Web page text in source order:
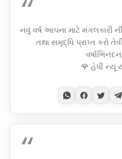
નવું વર્ષ આપના માટે મંગલકારી
તથા સમૃદ્ધિ પ્રાપ્ત કરો
🌹 હેપી ન્યૂ